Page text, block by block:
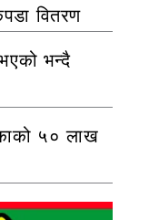
वितरण
भन्दै
५० लाख